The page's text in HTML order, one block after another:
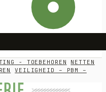
- TOEBEHOREN
NETTEN
VEILIGHEID – PBM –